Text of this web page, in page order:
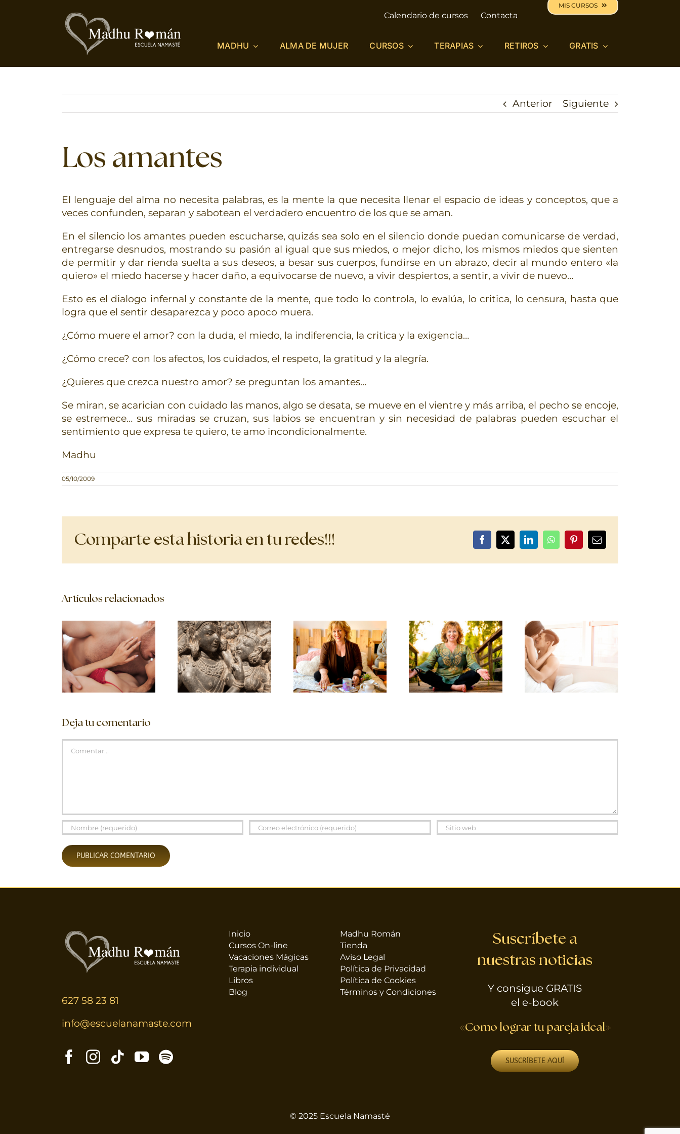
Calendario de cursos Contacta
MIS CURSOS
MADHU ALMA DE MUJER CURSOS TERAPIAS RETIROS GRATIS
Anterior Siguiente
Los amantes
El lenguaje del alma no necesita palabras, es la mente la que necesita llenar el espacio de ideas y conceptos, que a
veces confunden, separan y sabotean el verdadero encuentro de los que se aman.
En el silencio los amantes pueden escucharse, quizás sea solo en el silencio donde puedan comunicarse de verdad,
entregarse desnudos, mostrando su pasión al igual que sus miedos, o mejor dicho, los mismos miedos que sienten
de permitir y dar rienda suelta a sus deseos, a besar sus cuerpos, fundirse en un abrazo, decir al mundo entero «la
quiero» el miedo hacerse y hacer daño, a equivocarse de nuevo, a vivir despiertos, a sentir, a vivir de nuevo…
Esto es el dialogo infernal y constante de la mente, que todo lo controla, lo evalúa, lo critica, lo censura, hasta que
logra que el sentir desaparezca y poco apoco muera.
¿Cómo muere el amor? con la duda, el miedo, la indiferencia, la critica y la exigencia…
¿Cómo crece? con los afectos, los cuidados, el respeto, la gratitud y la alegría.
¿Quieres que crezca nuestro amor? se preguntan los amantes…
Se miran, se acarician con cuidado las manos, algo se desata, se mueve en el vientre y más arriba, el pecho se encoje,
se estremece… sus miradas se cruzan, sus labios se encuentran y sin necesidad de palabras pueden escuchar el
sentimiento que expresa te quiero, te amo incondicionalmente.
Madhu
05/10/2009
Comparte esta historia en tu redes!!! Facebook
X LinkedInWhatsAppPinterestCorreo
Artículos relacionados
Deja tu comentario
627 58 23 81
info@escuelanamaste.com
Inicio
Cursos On-line
Vacaciones Mágicas
Terapia individual
Libros
Blog
Madhu Román
Tienda
Aviso Legal
Política de Privacidad
Política de Cookies
Términos y Condiciones
Suscríbete a
nuestras noticias
Y consigue GRATIS
el e-book
«Como lograr tu pareja ideal»
SUSCRÍBETE AQUÍ
© 2025 Escuela Namasté